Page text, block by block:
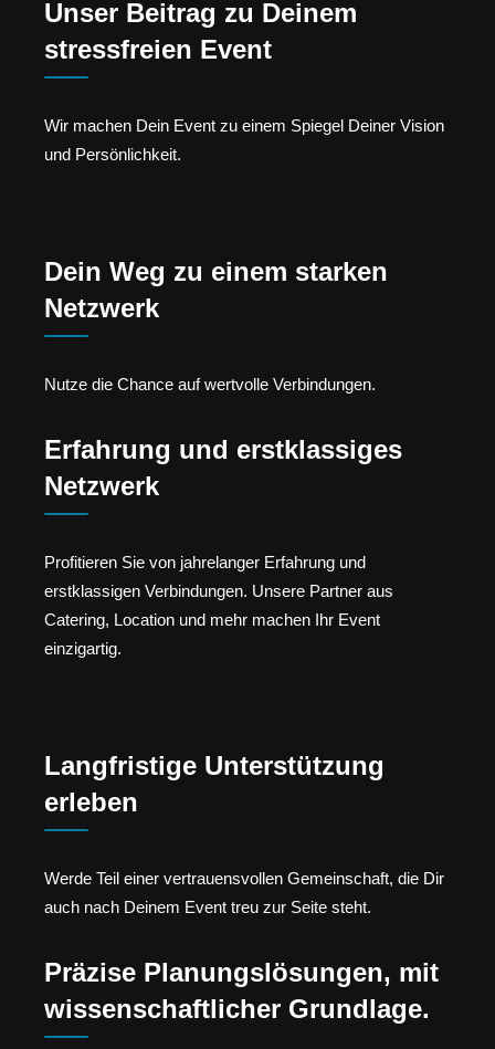
Unser Beitrag zu Deinem
stressfreien Event
Wir machen Dein Event zu einem Spiegel Deiner Vision
und Persönlichkeit.
Dein Weg zu einem starken
Netzwerk
Nutze die Chance auf wertvolle Verbindungen.
Erfahrung und erstklassiges
Netzwerk
Profitieren Sie von jahrelanger Erfahrung und
erstklassigen Verbindungen. Unsere Partner aus
Catering, Location und mehr machen Ihr Event
einzigartig.
Langfristige Unterstützung
erleben
Werde Teil einer vertrauensvollen Gemeinschaft, die Dir
auch nach Deinem Event treu zur Seite steht.
Präzise Planungslösungen, mit
wissenschaftlicher Grundlage.